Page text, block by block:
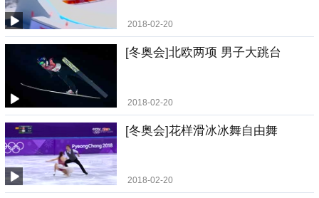
2018-02-20
[冬奥会]北欧两项 男子大跳台
2018-02-20
[冬奥会]花样滑冰冰舞自由舞
2018-02-20